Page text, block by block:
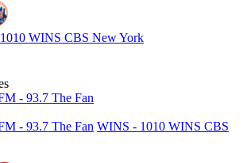
WINS CBS New York
- 93.7 The Fan
- 93.7 The Fan WINS - 1010 WINS CBS